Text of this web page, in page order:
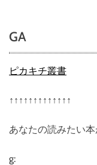
GA
ピカキチ叢書
↑↑↑↑↑↑↑↑↑↑↑↑↑
あなたの読みたい本
g: